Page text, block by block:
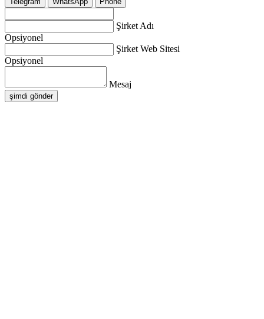
Şirket Adı
Opsiyonel
Şirket Web Sitesi
Opsiyonel
Mesaj
şimdi gönder